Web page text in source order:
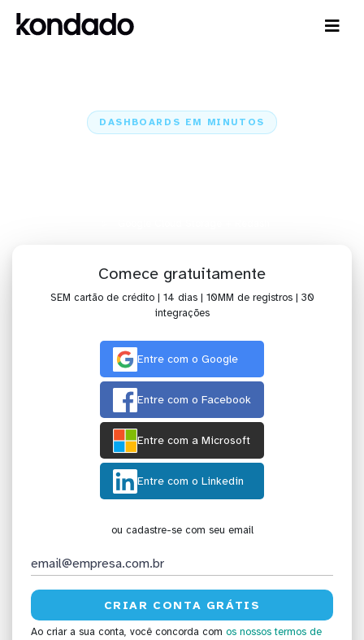
DASHBOARDS EM MINUTOS
Comece gratuitamente
SEM cartão de crédito | 14 dias | 10MM de registros | 30
integrações
Entre com o Google
Entre com o Facebook
Entre com a Microsoft
Entre com o Linkedin
ou cadastre-se com seu email
Ao criar a sua conta, você concorda com os nossos termos de